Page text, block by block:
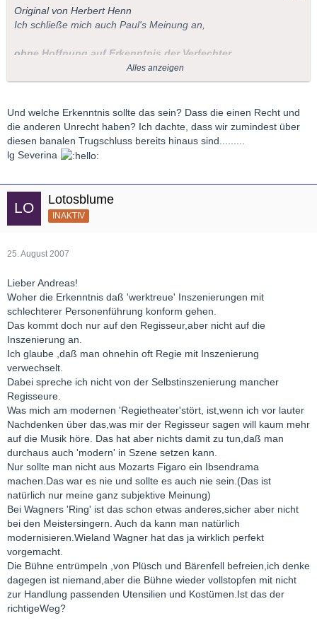
Original von Herbert Henn
Ich schließe mich auch Paul's Meinung an,
ohne Hoffnung auf Erkenntnis der Verfechter
des s.g. Regietheaters.
Herbert.
Alles anzeigen
Und welche Erkenntnis sollte das sein? Dass die einen Recht und
die anderen Unrecht haben? Ich dachte, dass wir zumindest über
diesen banalen Trugschluss bereits hinaus sind.........
lg Severina
Lotosblume
INAKTIV
25. August 2007
Lieber Andreas!
Woher die Erkenntnis daß 'werktreue' Inszenierungen mit
schlechterer Personenführung konform gehen.
Das kommt doch nur auf den Regisseur,aber nicht auf die
Inszenierung an.
Ich glaube ,daß man ohnehin oft Regie mit Inszenierung
verwechselt.
Dabei spreche ich nicht von der Selbstinszenierung mancher
Regisseure.
Was mich am modernen 'Regietheater'stört, ist,wenn ich vor lauter
Nachdenken über das,was mir der Regisseur sagen will kaum mehr
auf die Musik höre. Das hat aber nichts damit zu tun,daß man
durchaus auch 'modern' in Szene setzen kann.
Nur sollte man nicht aus Mozarts Figaro ein Ibsendrama
machen.Das war es nie und sollte es auch nie sein.(Das ist
natürlich nur meine ganz subjektive Meinung)
Bei Wagners 'Ring' ist das schon etwas anderes,sicher aber nicht
bei den Meistersingern. Auch da kann man natürlich
modernisieren.Wieland Wagner hat das ja wirklich perfekt
vorgemacht.
Die Bühne entrümpeln ,von Plüsch und Bärenfell befreien,ich denke
dagegen ist niemand,aber die Bühne wieder vollstopfen mit nicht
zur Handlung passenden Utensilien und Kostümen.Ist das der
richtigeWeg?